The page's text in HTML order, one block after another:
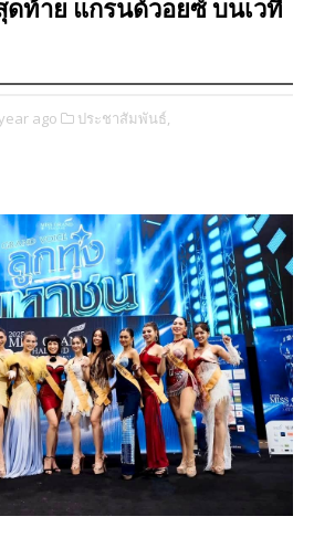
ดท้าย แกรนด์วอยซ์ บนเวที
ago ประชาสัมพันธ์,